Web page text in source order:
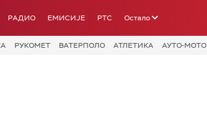
РАДИО ЕМИСИЈЕ РТС Остало
РУКОМЕТ ВАТЕРПОЛО АТЛЕТИКА АУТО-МОТО